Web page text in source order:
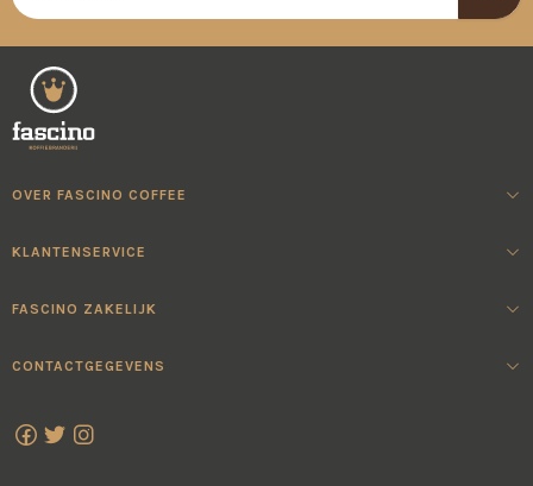
OVER FASCINO COFFEE
KLANTENSERVICE
FASCINO ZAKELIJK
CONTACTGEGEVENS
Facebook
Twitter